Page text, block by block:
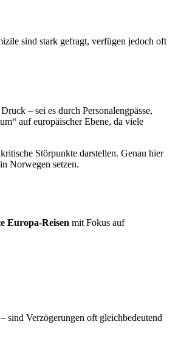
sind stark gefragt, verfügen jedoch oft
– sei es durch Personalengpässe,
auf europäischer Ebene, da viele
Störpunkte darstellen. Genau hier
Norwegen setzen.
Europa-Reisen mit Fokus auf
sind Verzögerungen oft gleichbedeutend